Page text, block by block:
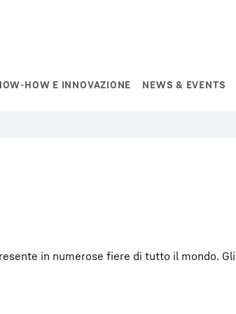
HOW E INNOVAZIONE NEWS & EVENTS
in numerose fiere di tutto il mondo.